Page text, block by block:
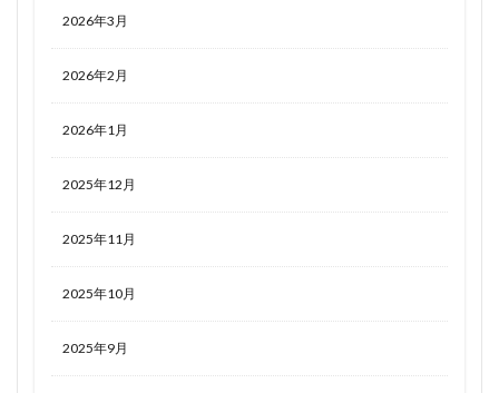
2026年3月
2026年2月
2026年1月
2025年12月
2025年11月
2025年10月
2025年9月